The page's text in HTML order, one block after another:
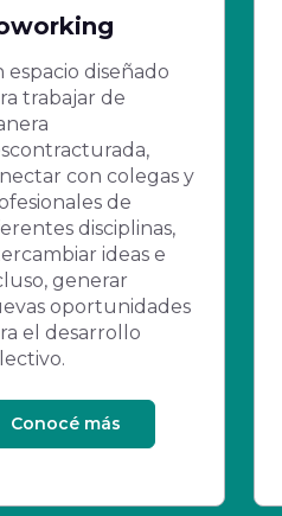
espacio diseñado
trabajar de
con colegas y
de
disciplinas,
ideas e
generar
oportunidades
el desarrollo
Conocé más